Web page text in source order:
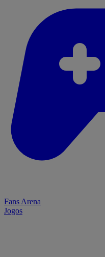
Fans Arena
Jogos